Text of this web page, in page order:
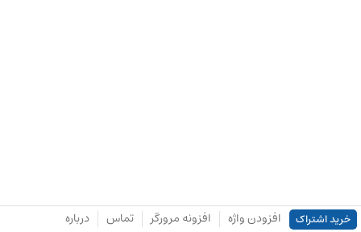
خرید اشتراک افزودن واژه افزونه مرورگر تماس درباره